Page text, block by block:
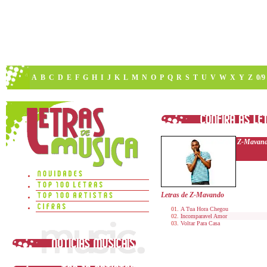
A B C D E F G H I J K L M N O P Q R S T U V W X Y Z 0/9
Z-
Letras de Z-Mavando
A Tua Hora Chegou
Incomparavel Amor
Voltar Para Casa